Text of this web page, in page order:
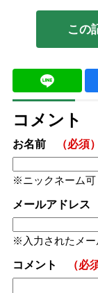
この
コメント
お名前 （必須）
ニックネーム可
メールアドレス
入力されたメ
コメント （必